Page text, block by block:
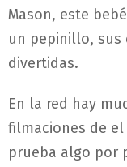
Mason, este
un pepinillo, sus
divertidas.
En la red hay
filmaciones de
prueba algo por